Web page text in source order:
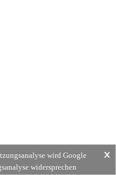
wird Google
widersprechen